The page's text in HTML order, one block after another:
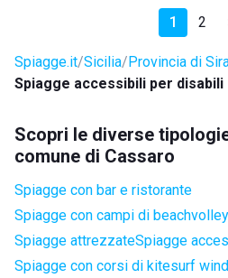
1 2
Spiagge.it Sicilia Provincia di
Spiagge accessibili per disabili
Scopri le diverse
comune di Cassaro
Spiagge con bar e ristorante
Spiagge con campi di
Spiagge attrezzateSpiagge
Spiagge con corsi di kitesurf